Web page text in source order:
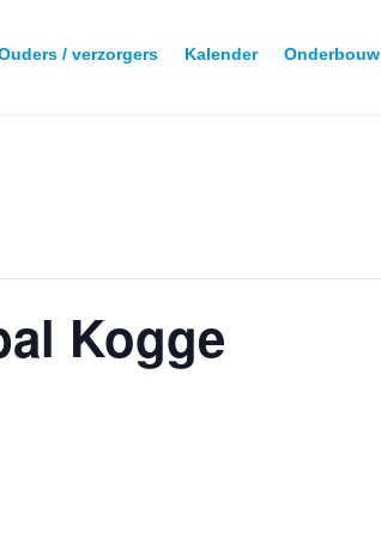
/ verzorgers Kalender Onderbouw
Kogge